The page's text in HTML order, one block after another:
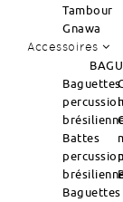
Tambour
Gnawa
Accessoires
Baguettes
Battes
Baguettes